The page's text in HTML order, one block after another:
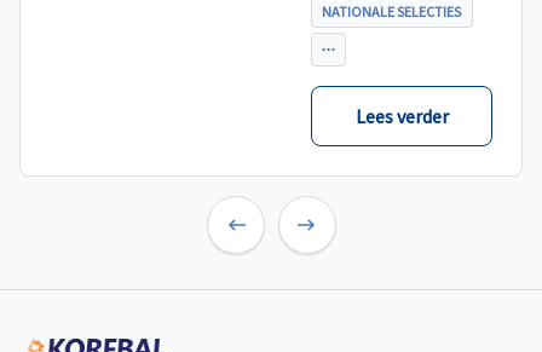
wedstrijd, tegen Nieuw-
Zeeland U21, werd zoals
verwacht met ruime
cijfers gewonnen.
NATIONALE SELECTIES
Lees verder